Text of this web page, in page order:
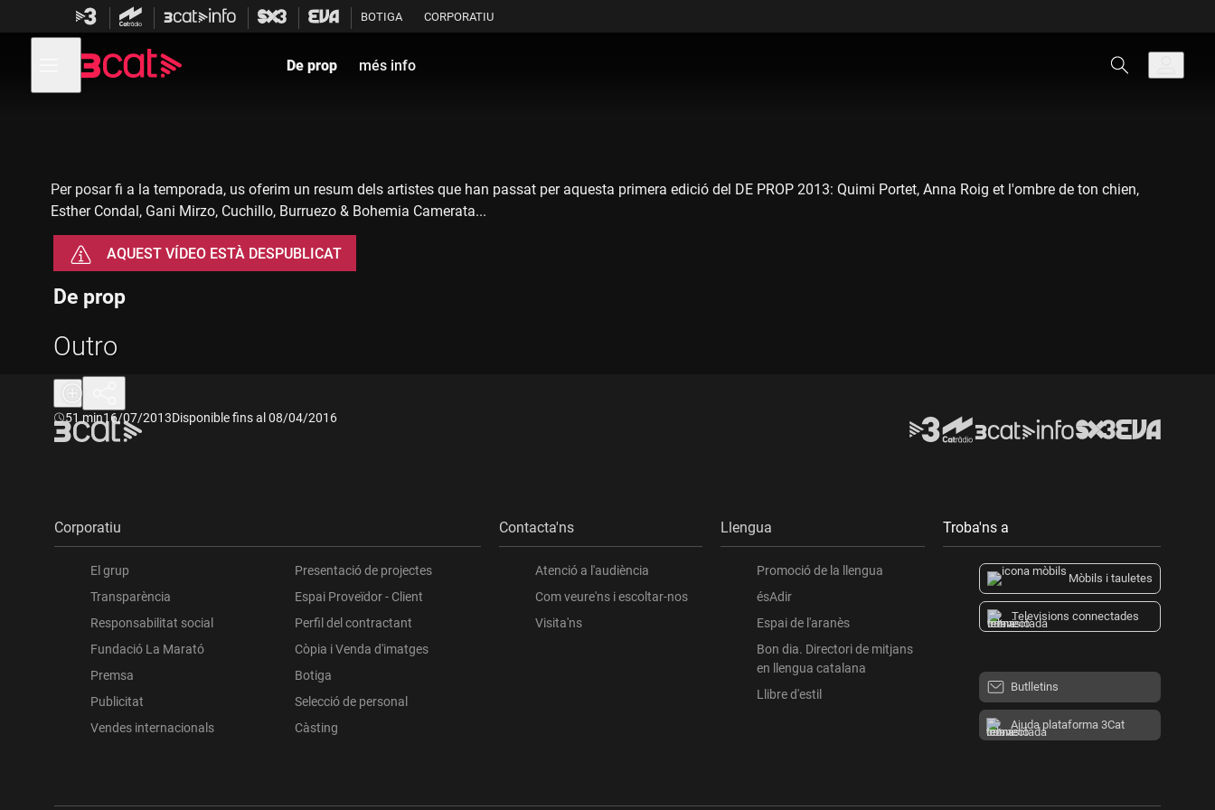
contingut
BOTIGA CORPORATIU
menú
de
De prop més info
AQUEST VÍDEO ESTÀ DESPUBLICAT
De prop
Outro
Durada:
51 min16/07/2013Disponible fins al 08/04/2016
Per posar fi a la temporada, us oferim un resum dels artistes que han passat per aquesta primera edició del DE PROP 2013: Quimi Portet, Anna Roig et l'ombre de ton chien,
Esther Condal, Gani Mirzo, Cuchillo, Burruezo & Bohemia Camerata...
Corporatiu
El grup
Transparència
Responsabilitat social
Fundació La Marató
Premsa
Publicitat
Vendes internacionals
Presentació de projectes
Espai Proveïdor - Client
Perfil del contractant
Còpia i Venda d'imatges
Botiga
Selecció de personal
Càsting
Contacta'ns
Atenció a l'audiència
Com veure'ns i escoltar-nos
Visita'ns
Llengua
Promoció de la llengua
ésAdir
Espai de l'aranès
Bon dia. Directori de mitjans
en llengua catalana
Llibre d'estil
Troba'ns a
Mòbils i tauletes
Televisions connectades
Butlletins
Ajuda plataforma 3Cat